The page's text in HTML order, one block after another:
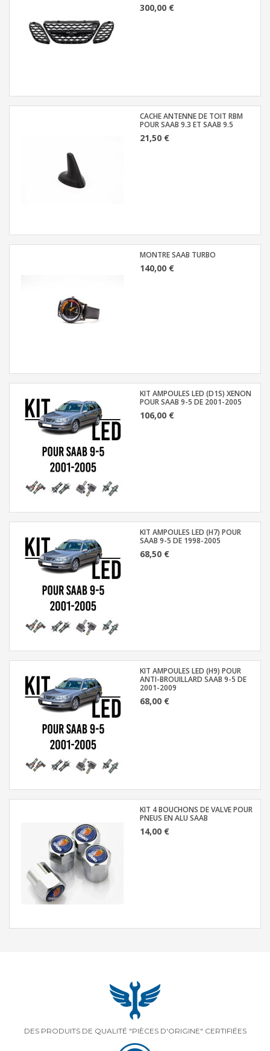
300,00 €
CACHE ANTENNE DE TOIT RBM
POUR SAAB 9.3 ET SAAB 9.5
21,50 €
MONTRE SAAB TURBO
140,00 €
KIT AMPOULES LED (D1S) XENON
POUR SAAB 9-5 DE 2001-2005
106,00 €
KIT AMPOULES LED (H7) POUR
SAAB 9-5 DE 1998-2005
68,50 €
KIT AMPOULES LED (H9) POUR
ANTI-BROUILLARD SAAB 9-5 DE
2001-2009
68,00 €
KIT 4 BOUCHONS DE VALVE POUR
PNEUS EN ALU SAAB
14,00 €
DES PRODUITS DE QUALITÉ "PIÈCES D'ORIGINE" CERTIFIÉES